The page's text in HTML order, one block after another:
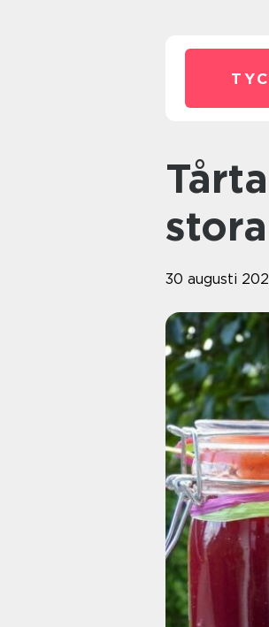
Tårta i långpanna – Perfekt för
30 augusti